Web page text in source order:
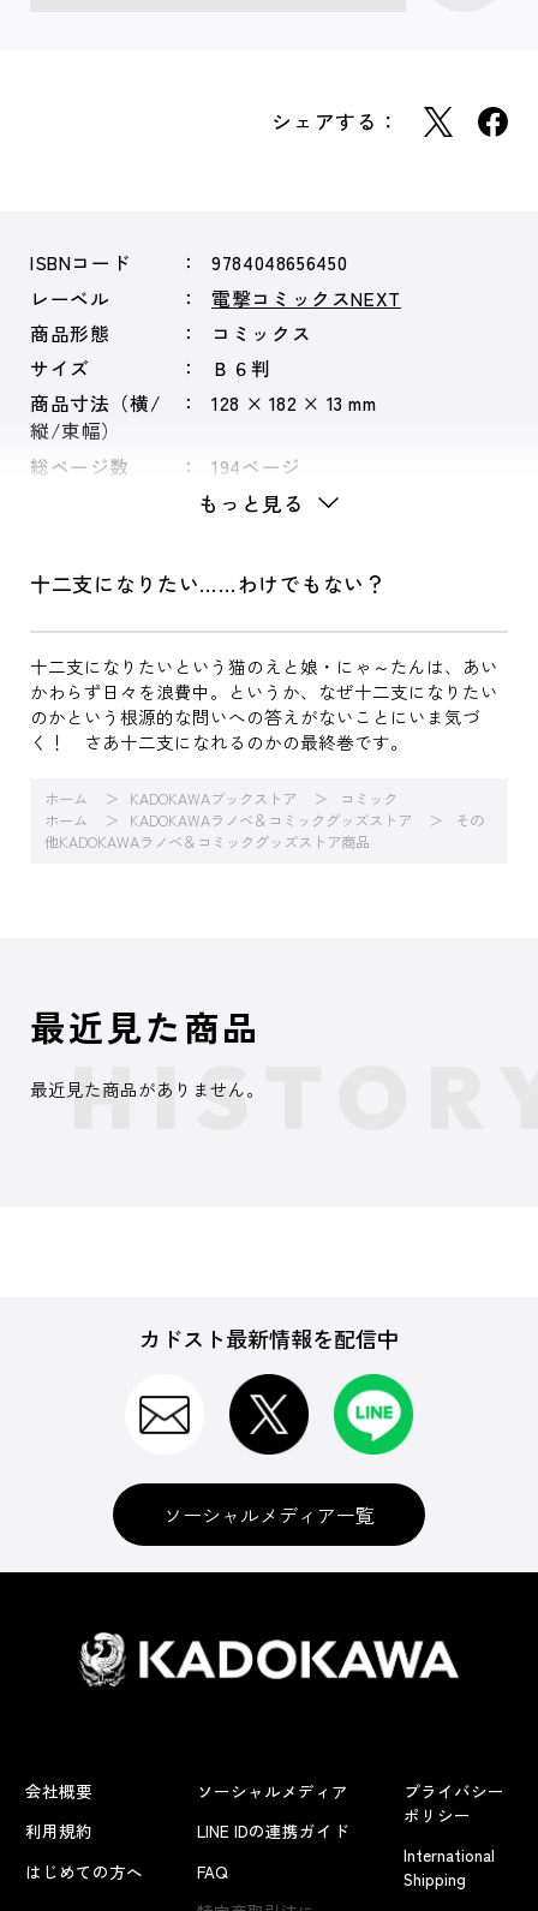
シェアする：
ISBNコード
9784048656450
レーベル
電撃コミックスNEXT
商品形態
コミックス
サイズ
Ｂ６判
商品寸法（横/
縦/束幅）
128 × 182 × 13 mm
総ページ数 194ページ
もっと見る
十二支になりたい……わけでもない？
十二支になりたいという猫のえと娘・にゃ～たんは、あい
かわらず日々を浪費中。というか、なぜ十二支になりたい
のかという根源的な問いへの答えがないことにいま気づ
く！ さあ十二支になれるのかの最終巻です。
ホーム KADOKAWAブックストア
コミック
ホーム
KADOKAWAラノベ＆コミックグッズストア
その
他KADOKAWAラノベ＆コミックグッズストア商品
最近見た商品
最近見た商品がありません。
カドスト最新情報を配信中
ソーシャルメディア一覧
会社概要
利用規約
はじめての方へ
ソーシャルメディア
LINE IDの連携ガイド
FAQ
プライバシー
ポリシー
International
Shipping